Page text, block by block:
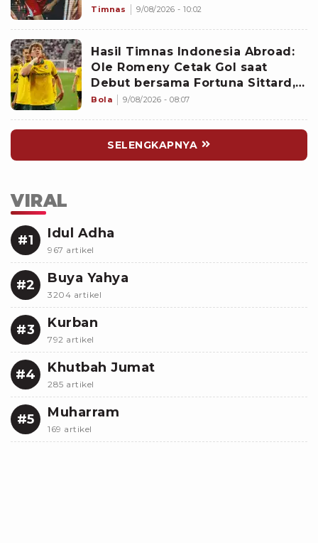
Kasta Teratas
Timnas 9/08/2026 - 10:02
Hasil Timnas Indonesia Abroad:
Ole Romeny Cetak Gol saat
Debut bersama Fortuna Sittard,
Justin Hubner Main Penuh
Bola 9/08/2026 - 08:07
SELENGKAPNYA
VIRAL
#1 Idul Adha
967 artikel
#2 Buya Yahya
3204 artikel
#3 Kurban
792 artikel
#4 Khutbah Jumat
285 artikel
#5 Muharram
169 artikel